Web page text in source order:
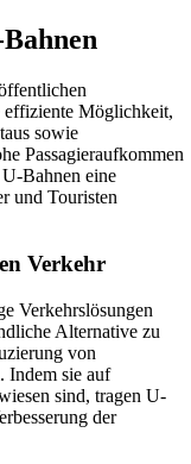
effiziente Möglichkeit,
sowie
Passagieraufkommen
Bahnen eine
und Touristen
Verkehr
Verkehrslösungen
Alternative zu
von
Indem sie auf
sind, tragen U-
der